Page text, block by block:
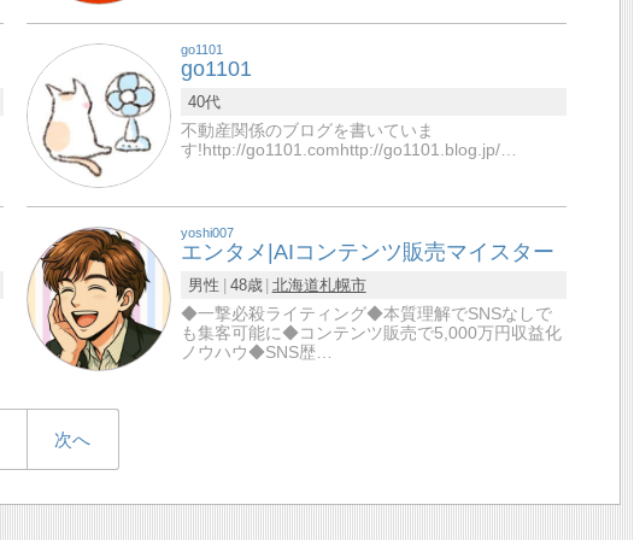
go1101
go1101
40代
不動産関係のブログを書いていま
す!http://go1101.comhttp://go1101.blog.jp/…
yoshi007
エンタメ|AIコンテンツ販売マイスター
男性 48歳 北海道札幌市
◆一撃必殺ライティング◆本質理解でSNSなしで
も集客可能に◆コンテンツ販売で5,000万円収益化
ノウハウ◆SNS歴…
次へ